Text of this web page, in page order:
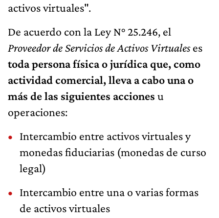
activos virtuales".
De acuerdo con la Ley N° 25.246, el
Proveedor de Servicios de Activos Virtualeses
toda persona física o jurídica que, como
actividad comercial, lleva a cabo una o
más de las siguientes acciones u
operaciones:
Intercambio entre activos virtuales y
monedas fiduciarias (monedas de curso
legal)
Intercambio entre una o varias formas
de activos virtuales